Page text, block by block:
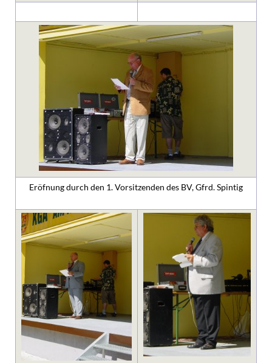
Eröfnung durch den 1. Vorsitzenden des BV, Gfrd. Spintig